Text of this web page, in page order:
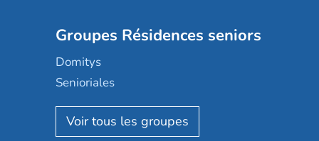
Groupes Résidences seniors
Domitys
Senioriales
Nohée
Les Résidentiels